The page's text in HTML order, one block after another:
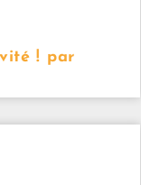
! par